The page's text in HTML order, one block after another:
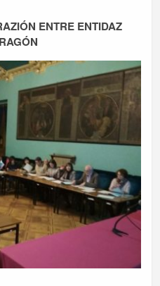
ENTRE ENTIDAZ